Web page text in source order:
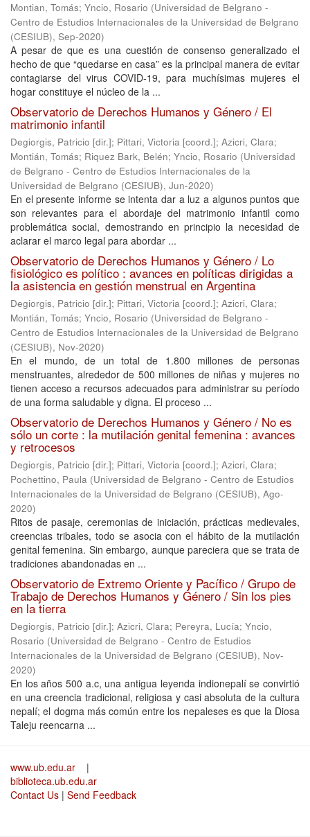
Montian, Tomás; Yncio, Rosario (Universidad de Belgrano -
Centro de Estudios Internacionales de la Universidad de Belgrano
(CESIUB), Sep-2020)
A pesar de que es una cuestión de consenso generalizado el
hecho de que “quedarse en casa” es la principal manera de evitar
contagiarse del virus COVID-19, para muchísimas mujeres el
hogar constituye el núcleo de la ...
Observatorio de Derechos Humanos y Género / El
matrimonio infantil
Degiorgis, Patricio [dir.]; Pittari, Victoria [coord.]; Azicri, Clara;
Montián, Tomás; Riquez Bark, Belén; Yncio, Rosario (Universidad
de Belgrano - Centro de Estudios Internacionales de la
Universidad de Belgrano (CESIUB), Jun-2020)
En el presente informe se intenta dar a luz a algunos puntos que
son relevantes para el abordaje del matrimonio infantil como
problemática social, demostrando en principio la necesidad de
aclarar el marco legal para abordar ...
Observatorio de Derechos Humanos y Género / Lo
fisiológico es político : avances en políticas dirigidas a
la asistencia en gestión menstrual en Argentina
Degiorgis, Patricio [dir.]; Pittari, Victoria [coord.]; Azicri, Clara;
Montián, Tomás; Yncio, Rosario (Universidad de Belgrano -
Centro de Estudios Internacionales de la Universidad de Belgrano
(CESIUB), Nov-2020)
En el mundo, de un total de 1.800 millones de personas
menstruantes, alrededor de 500 millones de niñas y mujeres no
tienen acceso a recursos adecuados para administrar su período
de una forma saludable y digna. El proceso ...
Observatorio de Derechos Humanos y Género / No es
sólo un corte : la mutilación genital femenina : avances
y retrocesos
Degiorgis, Patricio [dir.]; Pittari, Victoria [coord.]; Azicri, Clara;
Pochettino, Paula (Universidad de Belgrano - Centro de Estudios
Internacionales de la Universidad de Belgrano (CESIUB), Ago-
2020)
Ritos de pasaje, ceremonias de iniciación, prácticas medievales,
creencias tribales, todo se asocia con el hábito de la mutilación
genital femenina. Sin embargo, aunque pareciera que se trata de
tradiciones abandonadas en ...
Observatorio de Extremo Oriente y Pacífico / Grupo de
Trabajo de Derechos Humanos y Género / Sin los pies
en la tierra
Degiorgis, Patricio [dir.]; Azicri, Clara; Pereyra, Lucía; Yncio,
Rosario (Universidad de Belgrano - Centro de Estudios
Internacionales de la Universidad de Belgrano (CESIUB), Nov-
2020)
En los años 500 a.c, una antigua leyenda indionepalí se convirtió
en una creencia tradicional, religiosa y casi absoluta de la cultura
nepalí; el dogma más común entre los nepaleses es que la Diosa
Taleju reencarna ...
www.ub.edu.ar
|
biblioteca.ub.edu.ar
Contact Us | Send Feedback